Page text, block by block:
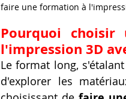
faire une formation à
Pourquoi
l'impression 3D
Le format long,
d'explorer les